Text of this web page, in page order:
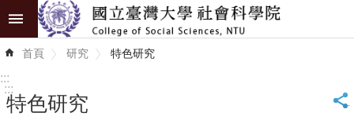
跳到主要內容區塊
進
階
首頁 研究 特色研究
:::
:::
特色研究 _